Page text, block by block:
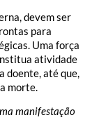
devem ser
para
Uma força
atividade
doente, até que,
morte.
manifestação